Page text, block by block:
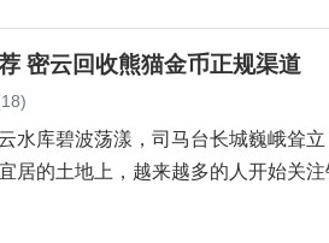
密云回收熊猫金币正规渠道
水库碧波荡漾，司马台长城巍峨耸
居的土地上，越来越多的人开始关注